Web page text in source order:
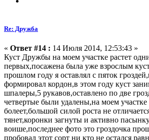
Re: Дружба
« Ответ #14 : 14 Июля 2014, 12:53:43 »
Куст Дружбы на моем участке растет
первых,посажена была уже взрослым
прошлом году я оставлял с пяток
формировал кордон,в этом году куст
шпалеры,5 рукавов,оставлено по две
четвертые были удалены,на моем участке
болеет,большой силой роста не
тянет,коронки загнуты и активно
воише,последнее фото это гроздочка
пробовал этот сорт ни кто не остался